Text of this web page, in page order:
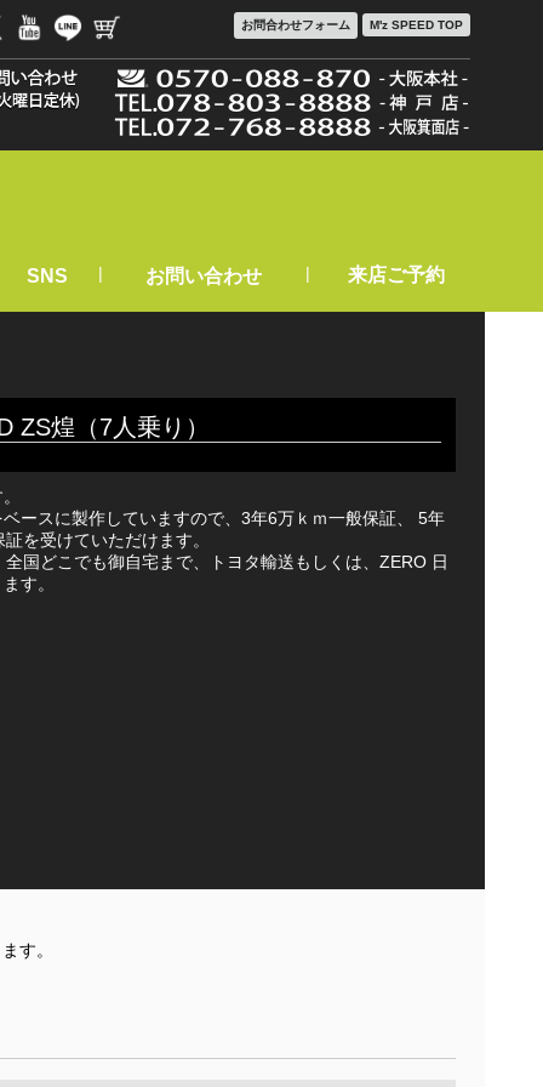
お問合わせフォーム M'z SPEED TOP
SNS | お問い合わせ | 来店ご予約
ZS煌（7人乗り）
ースに製作していますので、3年6万ｋｍ一般保証、 5年
を受けていただけます。
国どこでも御自宅まで、トヨタ輸送もしくは、ZERO 日
す。
す。